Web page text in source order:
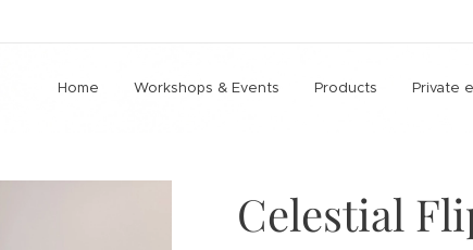
Home Workshops & Events Products Private
Celestial